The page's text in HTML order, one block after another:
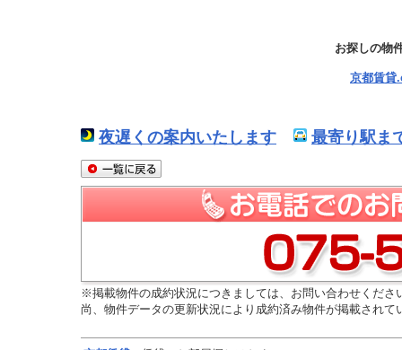
お探しの物
京都賃貸
夜遅くの案内いたします 最寄り駅ま
※掲載物件の成約状況につきましては、お問い合わせくださ
尚、物件データの更新状況により成約済み物件が掲載され